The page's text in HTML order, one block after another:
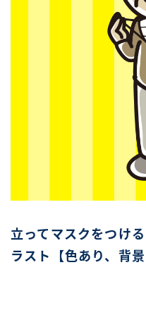
立ってマスクをつけ
ラスト【色あり、背